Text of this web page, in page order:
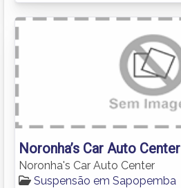
Noronha’s Car Auto Center
Noronha's Car Auto Center
Suspensão em Sapopemba